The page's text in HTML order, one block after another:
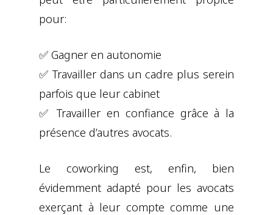
pour:
✅ Gagner en autonomie
✅ Travailler dans un cadre plus serein
parfois que leur cabinet
✅ Travailler en confiance grâce à la
présence d’autres avocats.
Le coworking est, enfin, bien
évidemment adapté pour les avocats
exerçant à leur compte comme une